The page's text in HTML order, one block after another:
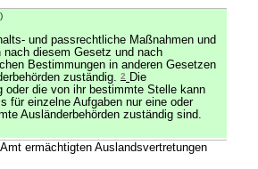
und passrechtliche Maßnahmen und
nach diesem Gesetz und nach
Bestimmungen in anderen Gesetzen
zuständig. 2
Die
oder die von ihr bestimmte Stelle kann
für einzelne Aufgaben nur eine oder
Ausländerbehörden zuständig sind.
ermächtigten Auslandsvertretungen